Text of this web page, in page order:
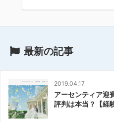
最新の記事
2019.04.17
アーセンティア迎
評判は本当？【経